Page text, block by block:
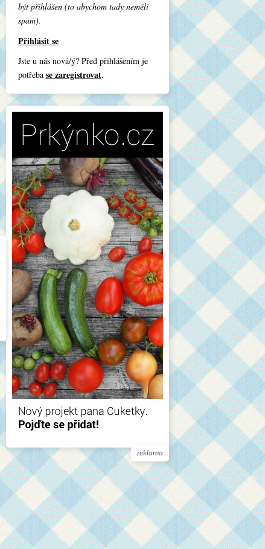
být přihlášen (to abychom tady neměli
spam).
Přihlásit se
Jste u nás nová/ý? Před přihlášením je
potřeba se zaregistrovat.
reklama